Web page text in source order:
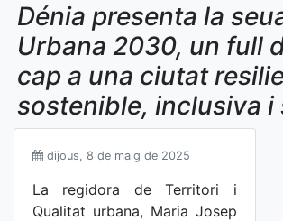
Dénia presenta la
Urbana 2030, un full
cap a una ciutat
sostenible, inclusiva i
dijous, 8 de maig de 2025
La regidora de Territori i
Qualitat urbana, Maria Josep